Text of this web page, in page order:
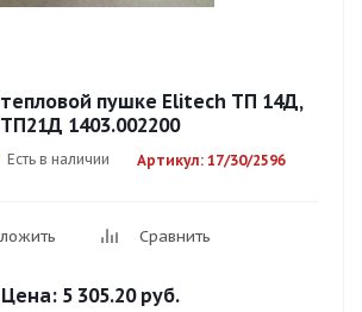
пушке Elitech ТП 14Д,
ТП21Д 1403.002200
Есть в наличии Артикул: 17/30/2596
Сравнить
Цена: 5 305.20 руб.